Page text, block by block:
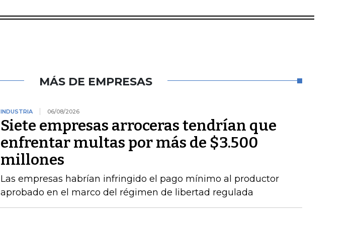
MÁS DE EMPRESAS
INDUSTRIA 06/08/2026
Siete empresas arroceras tendrían que
enfrentar multas por más de $3.500
millones
Las empresas habrían infringido el pago mínimo al productor
aprobado en el marco del régimen de libertad regulada